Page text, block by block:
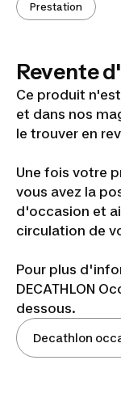
Prestation
Revente
Ce produit
et dans nos
le trouver en
Une fois votre
vous avez la
d'occasion et
circulation de
Pour plus
DECATHLON
dessous.
Decathlon